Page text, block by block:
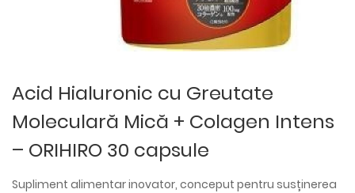
Acid Hialuronic cu Greutate
Moleculară Mică + Colagen Intens
– ORIHIRO 30 capsule
Supliment alimentar inovator, conceput pentru susținerea